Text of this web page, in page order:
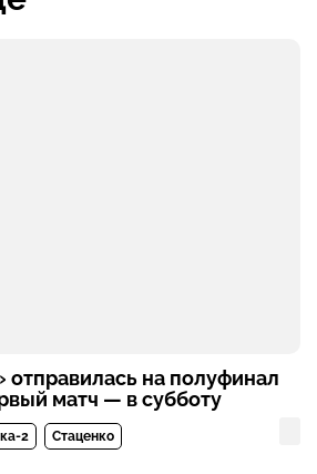
на полуфинал
матч — в субботу
2
Стаценко